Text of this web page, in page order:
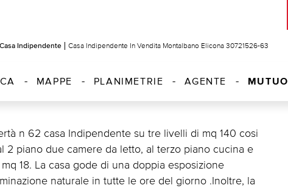
Casa Indipendente Casa Indipendente In Vendita Montalbano Elicona 30721526-63
MAPPE PLANIMETRIE AGENTE MUTUO
n 62 casa Indipendente su tre livelli di mq 140 cosi
2 piano due camere da letto, al terzo piano cucina e
18. La casa gode di una doppia esposizione
naturale in tutte le ore del giorno .Inoltre, la